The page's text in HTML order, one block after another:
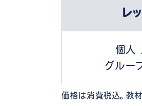
レ
個人
グルー
価格は消費税込。教